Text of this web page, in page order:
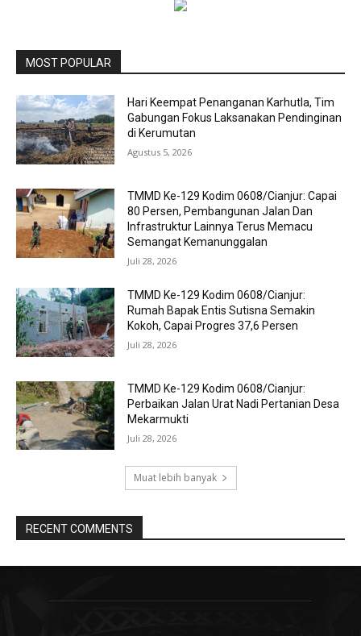
MOST POPULAR
Hari Keempat Penanganan Karhutla, Tim
Gabungan Fokus Laksanakan Pendinginan
di Kerumutan
Agustus 5, 2026
TMMD Ke-129 Kodim 0608/Cianjur: Capai
80 Persen, Pembangunan Jalan Dan
Infrastruktur Lainnya Terus Memacu
Semangat Kemanunggalan
Juli 28, 2026
TMMD Ke-129 Kodim 0608/Cianjur:
Rumah Bapak Entis Sutisna Semakin
Kokoh, Capai Progres 37,6 Persen
Juli 28, 2026
TMMD Ke-129 Kodim 0608/Cianjur:
Perbaikan Jalan Urat Nadi Pertanian Desa
Mekarmukti
Juli 28, 2026
Muat lebih banyak
RECENT COMMENTS